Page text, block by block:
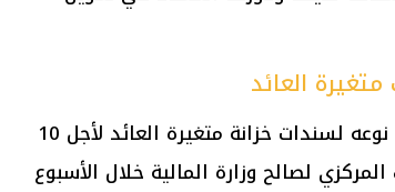
يمثل طرح اليوم الإصدار الثاني من نوعه لسندات خزانة متغيرة العائد لأجل 10
لصالح وزارة المالية خلال الأسبوع